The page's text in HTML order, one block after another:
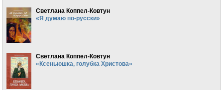
Светлана Коппел-Ковтун
«Я думаю по-русски»
Светлана Коппел-Ковтун
«Ксеньюшка, голубка Христова»